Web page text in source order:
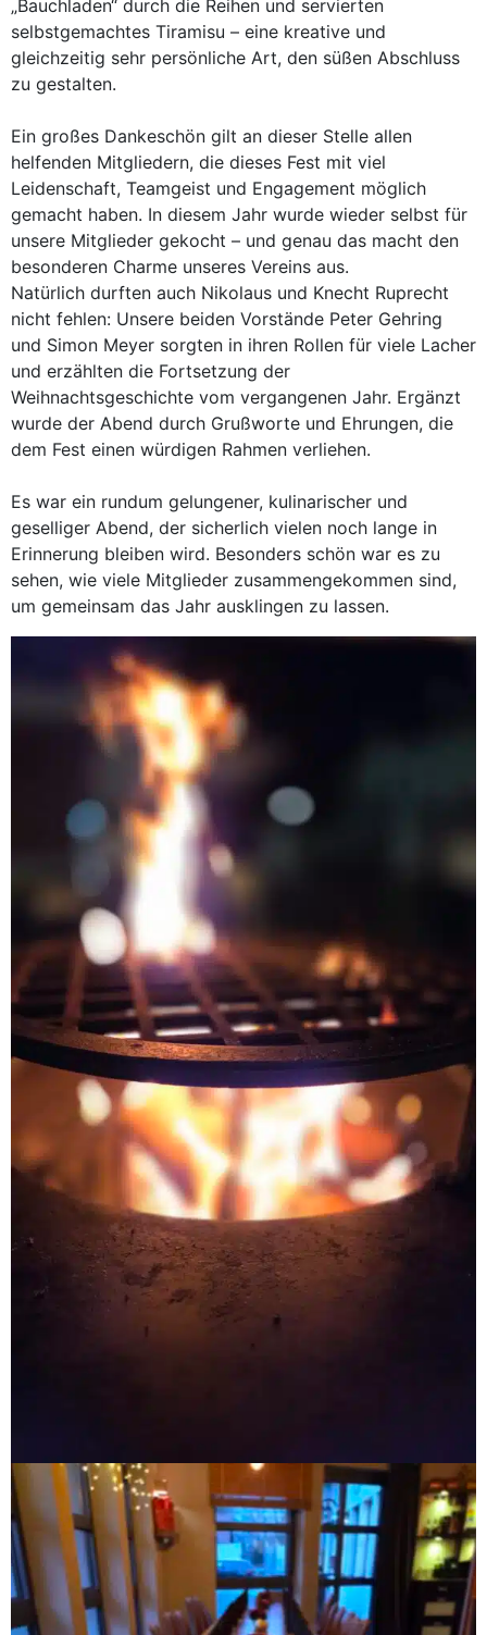
„Bauchladen“ durch die Reihen und servierten
selbstgemachtes Tiramisu – eine kreative und
gleichzeitig sehr persönliche Art, den süßen Abschluss
zu gestalten.
Ein großes Dankeschön gilt an dieser Stelle allen
helfenden Mitgliedern, die dieses Fest mit viel
Leidenschaft, Teamgeist und Engagement möglich
gemacht haben. In diesem Jahr wurde wieder selbst für
unsere Mitglieder gekocht – und genau das macht den
besonderen Charme unseres Vereins aus.
Natürlich durften auch Nikolaus und Knecht Ruprecht
nicht fehlen: Unsere beiden Vorstände Peter Gehring
und Simon Meyer sorgten in ihren Rollen für viele Lacher
und erzählten die Fortsetzung der
Weihnachtsgeschichte vom vergangenen Jahr. Ergänzt
wurde der Abend durch Grußworte und Ehrungen, die
dem Fest einen würdigen Rahmen verliehen.
Es war ein rundum gelungener, kulinarischer und
geselliger Abend, der sicherlich vielen noch lange in
Erinnerung bleiben wird. Besonders schön war es zu
sehen, wie viele Mitglieder zusammengekommen sind,
um gemeinsam das Jahr ausklingen zu lassen.